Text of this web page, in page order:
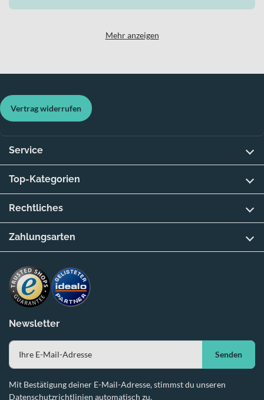
Mehr anzeigen
Newsletter
Senden
Mit Bestätigung deiner E-Mail-Adresse, stimmst du unseren
Datenschutzrichtlinien automatisch zu.
Vertrag widerrufen
Service
Top-Kategorien
Rechtliches
Zahlungsarten